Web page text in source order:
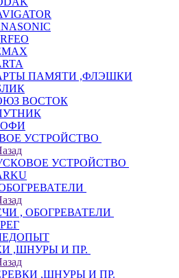
ПАМЯТИ ,ФЛЭШКИ
ВОСТОК
УСТРОЙСТВО
УСТРОЙСТВО
, ОБОГРЕВАТЕЛИ
,ШНУРЫ И ПР.
,ШНУРЫ И ПР.